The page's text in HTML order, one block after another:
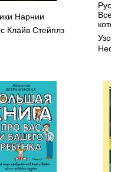
Нарнии
Клайв Стейплз
Все